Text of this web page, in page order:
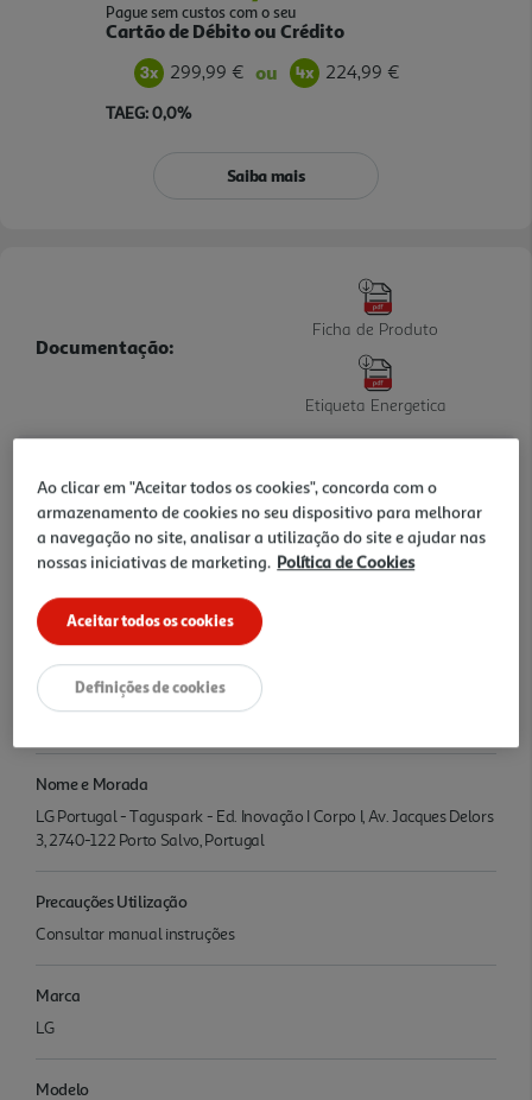
Pague sem custos com o seu
Cartão de Débito ou Crédito
299,99 € ou 224,99 €
TAEG: 0,0%
Saiba mais
Documentação:
Ficha de Produto
Etiqueta Energetica
AI DDT Deep Learning - Maximize a performance da lavagem e
proteja os tecidos TurboWashT 360 - Lavagem profunda em
apenas 39 minutos SteamT - Remova os alérgenos da sua roupa
Características
Denominação
Nome e Morada
LG Portugal - Taguspark - Ed. Inovação I Corpo I, Av. Jacques Delors
3, 2740-122 Porto Salvo, Portugal
Precauções Utilização
Consultar manual instruções
Marca
LG
Modelo
Ao clicar em "Aceitar todos os cookies", concorda com o
armazenamento de cookies no seu dispositivo para melhorar
a navegação no site, analisar a utilização do site e ajudar nas
nossas iniciativas de marketing. Política de Cookies
Aceitar todos os cookies
Definições de cookies